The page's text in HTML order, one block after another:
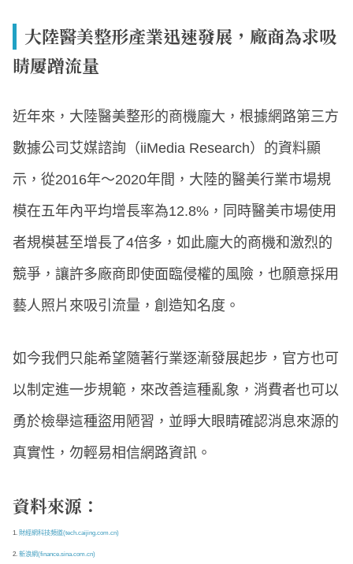
大陸醫美整形產業迅速發展，廠商為求吸
睛屢蹭流量
近年來，大陸醫美整形的商機龐大，根據網路第三方
數據公司艾媒諮詢（iiMedia Research）的資料顯
示，從2016年～2020年間，大陸的醫美行業市場規
模在五年內平均增長率為12.8%，同時醫美市場使用
者規模甚至增長了4倍多，如此龐大的商機和激烈的
競爭，讓許多廠商即使面臨侵權的風險，也願意採用
藝人照片來吸引流量，創造知名度。
如今我們只能希望隨著行業逐漸發展起步，官方也可
以制定進一步規範，來改善這種亂象，消費者也可以
勇於檢舉這種盜用陋習，並睜大眼睛確認消息來源的
真實性，勿輕易相信網路資訊。
資料來源：
1. 財經網科技頻道(tech.caijing.com.cn)
2.新浪網(finance.sina.com.cn)